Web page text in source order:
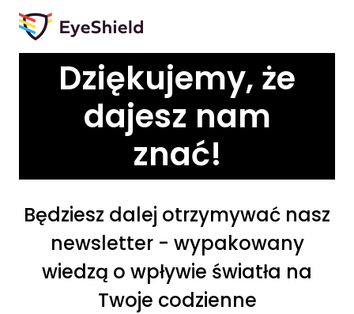
Dziękujemy, że
dajesz nam
znać!
Będziesz dalej otrzymywać nasz
newsletter - wypakowany
wiedzą o wpływie światła na
Twoje codzienne